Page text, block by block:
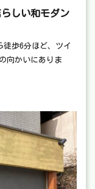
しい和モダン
徒歩6分ほど、ツイ
向かいにありま